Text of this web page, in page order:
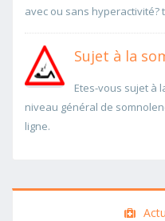
avec ou sans
Sujet à la
Etes-vous sujet à
niveau général de
ligne.